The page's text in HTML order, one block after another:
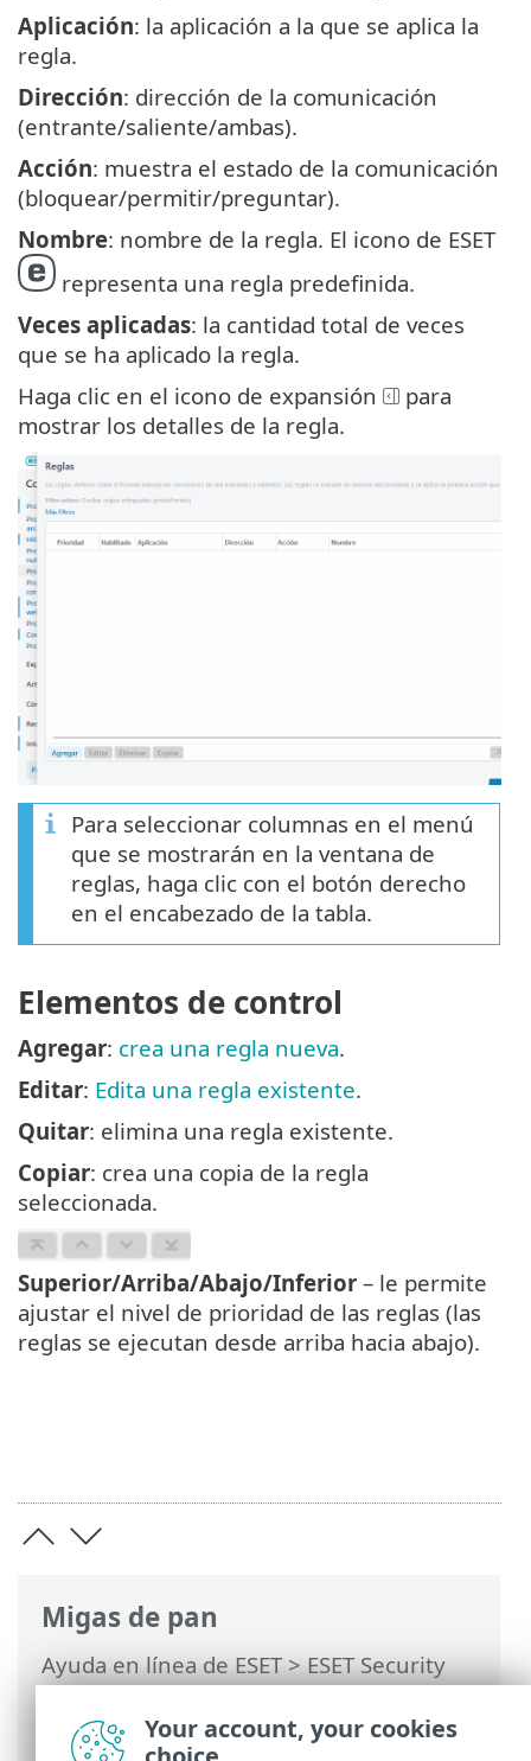
Migas de pan
Ayuda en línea de ESET>ESET Security
Ultimate>Configuración avanzada>
Protecciones> Protección de acceso a la
red>Firewall> Reglas de firewall
Aplicación: la aplicación a la que se aplica la
regla.
Dirección: dirección de la comunicación
(entrante/saliente/ambas).
Acción: muestra el estado de la comunicación
(bloquear/permitir/preguntar).
Nombre: nombre de la regla. El icono de ESET
representa una regla predefinida.
Veces aplicadas: la cantidad total de veces
que se ha aplicado la regla.
Haga clic en el icono de expansión
para
mostrar los detalles de la regla.
Para seleccionar columnas en el menú
que se mostrarán en la ventana de
reglas, haga clic con el botón derecho
en el encabezado de la tabla.
Elementos de control
Agregar: crea una regla nueva.
Editar: Edita una regla existente.
Quitar: elimina una regla existente.
Copiar: crea una copia de la regla
seleccionada.
Superior/Arriba/Abajo/Inferior – le permite
ajustar el nivel de prioridad de las reglas (las
reglas se ejecutan desde arriba hacia abajo).
Your account, your cookies